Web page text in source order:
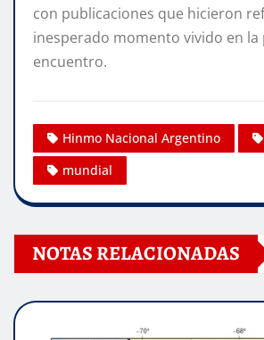
con publicaciones que hicieron
inesperado momento vivido en la
encuentro.
Hinmo Nacional Argentino
mundial
NOTAS RELACIONADAS